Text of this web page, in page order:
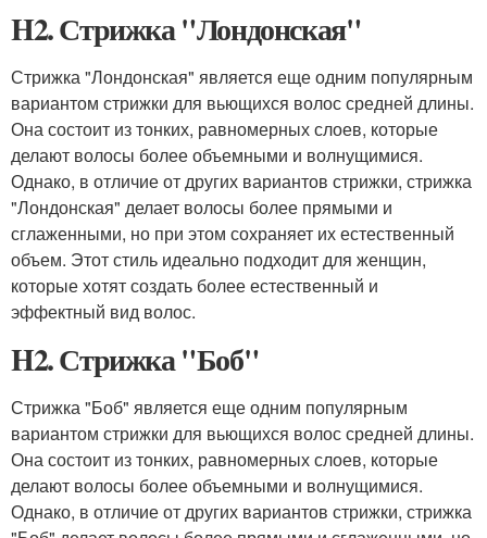
H2. Стрижка "Лондонская"
Стрижка "Лондонская" является еще одним популярным
вариантом стрижки для вьющихся волос средней длины.
Она состоит из тонких, равномерных слоев, которые
делают волосы более объемными и волнущимися.
Однако, в отличие от других вариантов стрижки, стрижка
"Лондонская" делает волосы более прямыми и
сглаженными, но при этом сохраняет их естественный
объем. Этот стиль идеально подходит для женщин,
которые хотят создать более естественный и
эффектный вид волос.
H2. Стрижка "Боб"
Стрижка "Боб" является еще одним популярным
вариантом стрижки для вьющихся волос средней длины.
Она состоит из тонких, равномерных слоев, которые
делают волосы более объемными и волнущимися.
Однако, в отличие от других вариантов стрижки, стрижка